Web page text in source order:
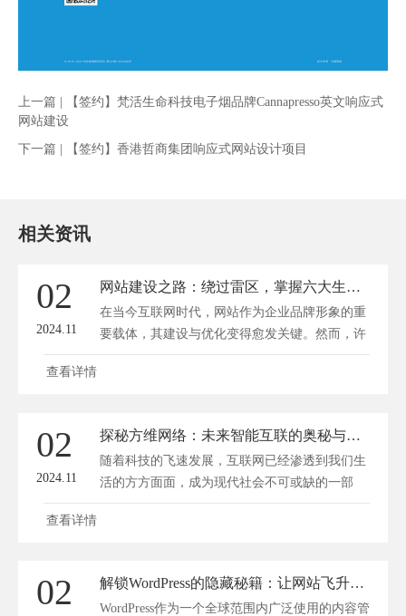
上一篇 |
【签约】梵活生命科技电子烟品牌Cannapresso英文响应式
网站建设
下一篇 | 【签约】香港哲商集团响应式网站设计项目
相关资讯
02
2024.11
网站建设之路：绕过雷区，掌握六大生存法则
在当今互联网时代，网站作为企业品牌形象的重
要载体，其建设与优化变得愈发关键。然而，许
多...
查看详情
02
2024.11
探秘方维网络：未来智能互联的奥秘与革新之路
随着科技的飞速发展，互联网已经渗透到我们生
活的方方面面，成为现代社会不可或缺的一部
分...
查看详情
02 解锁WordPress的隐藏秘籍：让网站飞升的31个小技巧
WordPress作为一个全球范围内广泛使用的内容管